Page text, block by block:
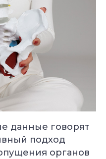
данные говорят
подход
органов